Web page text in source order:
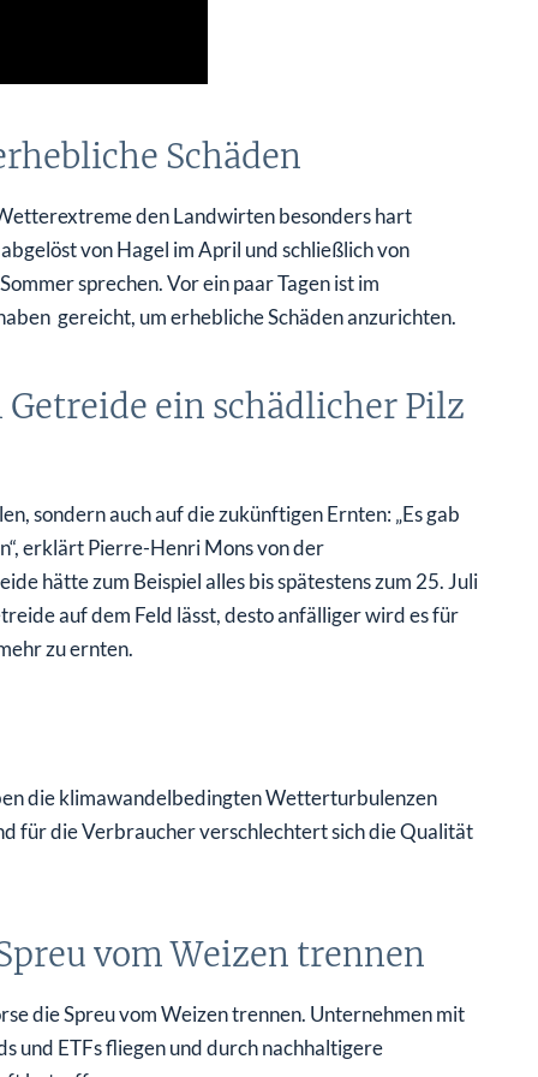
Schäden
den Landwirten besonders hart
von Hagel im April und schließlich von
sprechen. Vor ein paar Tagen ist im
gereicht, um erhebliche Schäden anzurichten.
ein schädlicher Pilz
sondern auch auf die zukünftigen Ernten: „Es gab
erklärt Pierre-Henri Mons von der
hätte zum Beispiel alles bis spätestens zum 25. Juli
auf dem Feld lässt, desto anfälliger wird es für
zu ernten.
die klimawandelbedingten Wetterturbulenzen
für die Verbraucher verschlechtert sich die Qualität
vom Weizen trennen
die Spreu vom Weizen trennen. Unternehmen mit
und ETFs fliegen und durch nachhaltigere